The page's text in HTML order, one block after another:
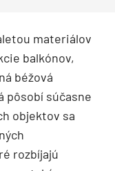
materiálov
balkónov,
béžová
pôsobí súčasne
objektov sa
rozbíjajú